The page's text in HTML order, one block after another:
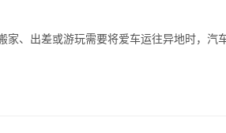
家、出差或游玩需要将爱车运往异地时，汽